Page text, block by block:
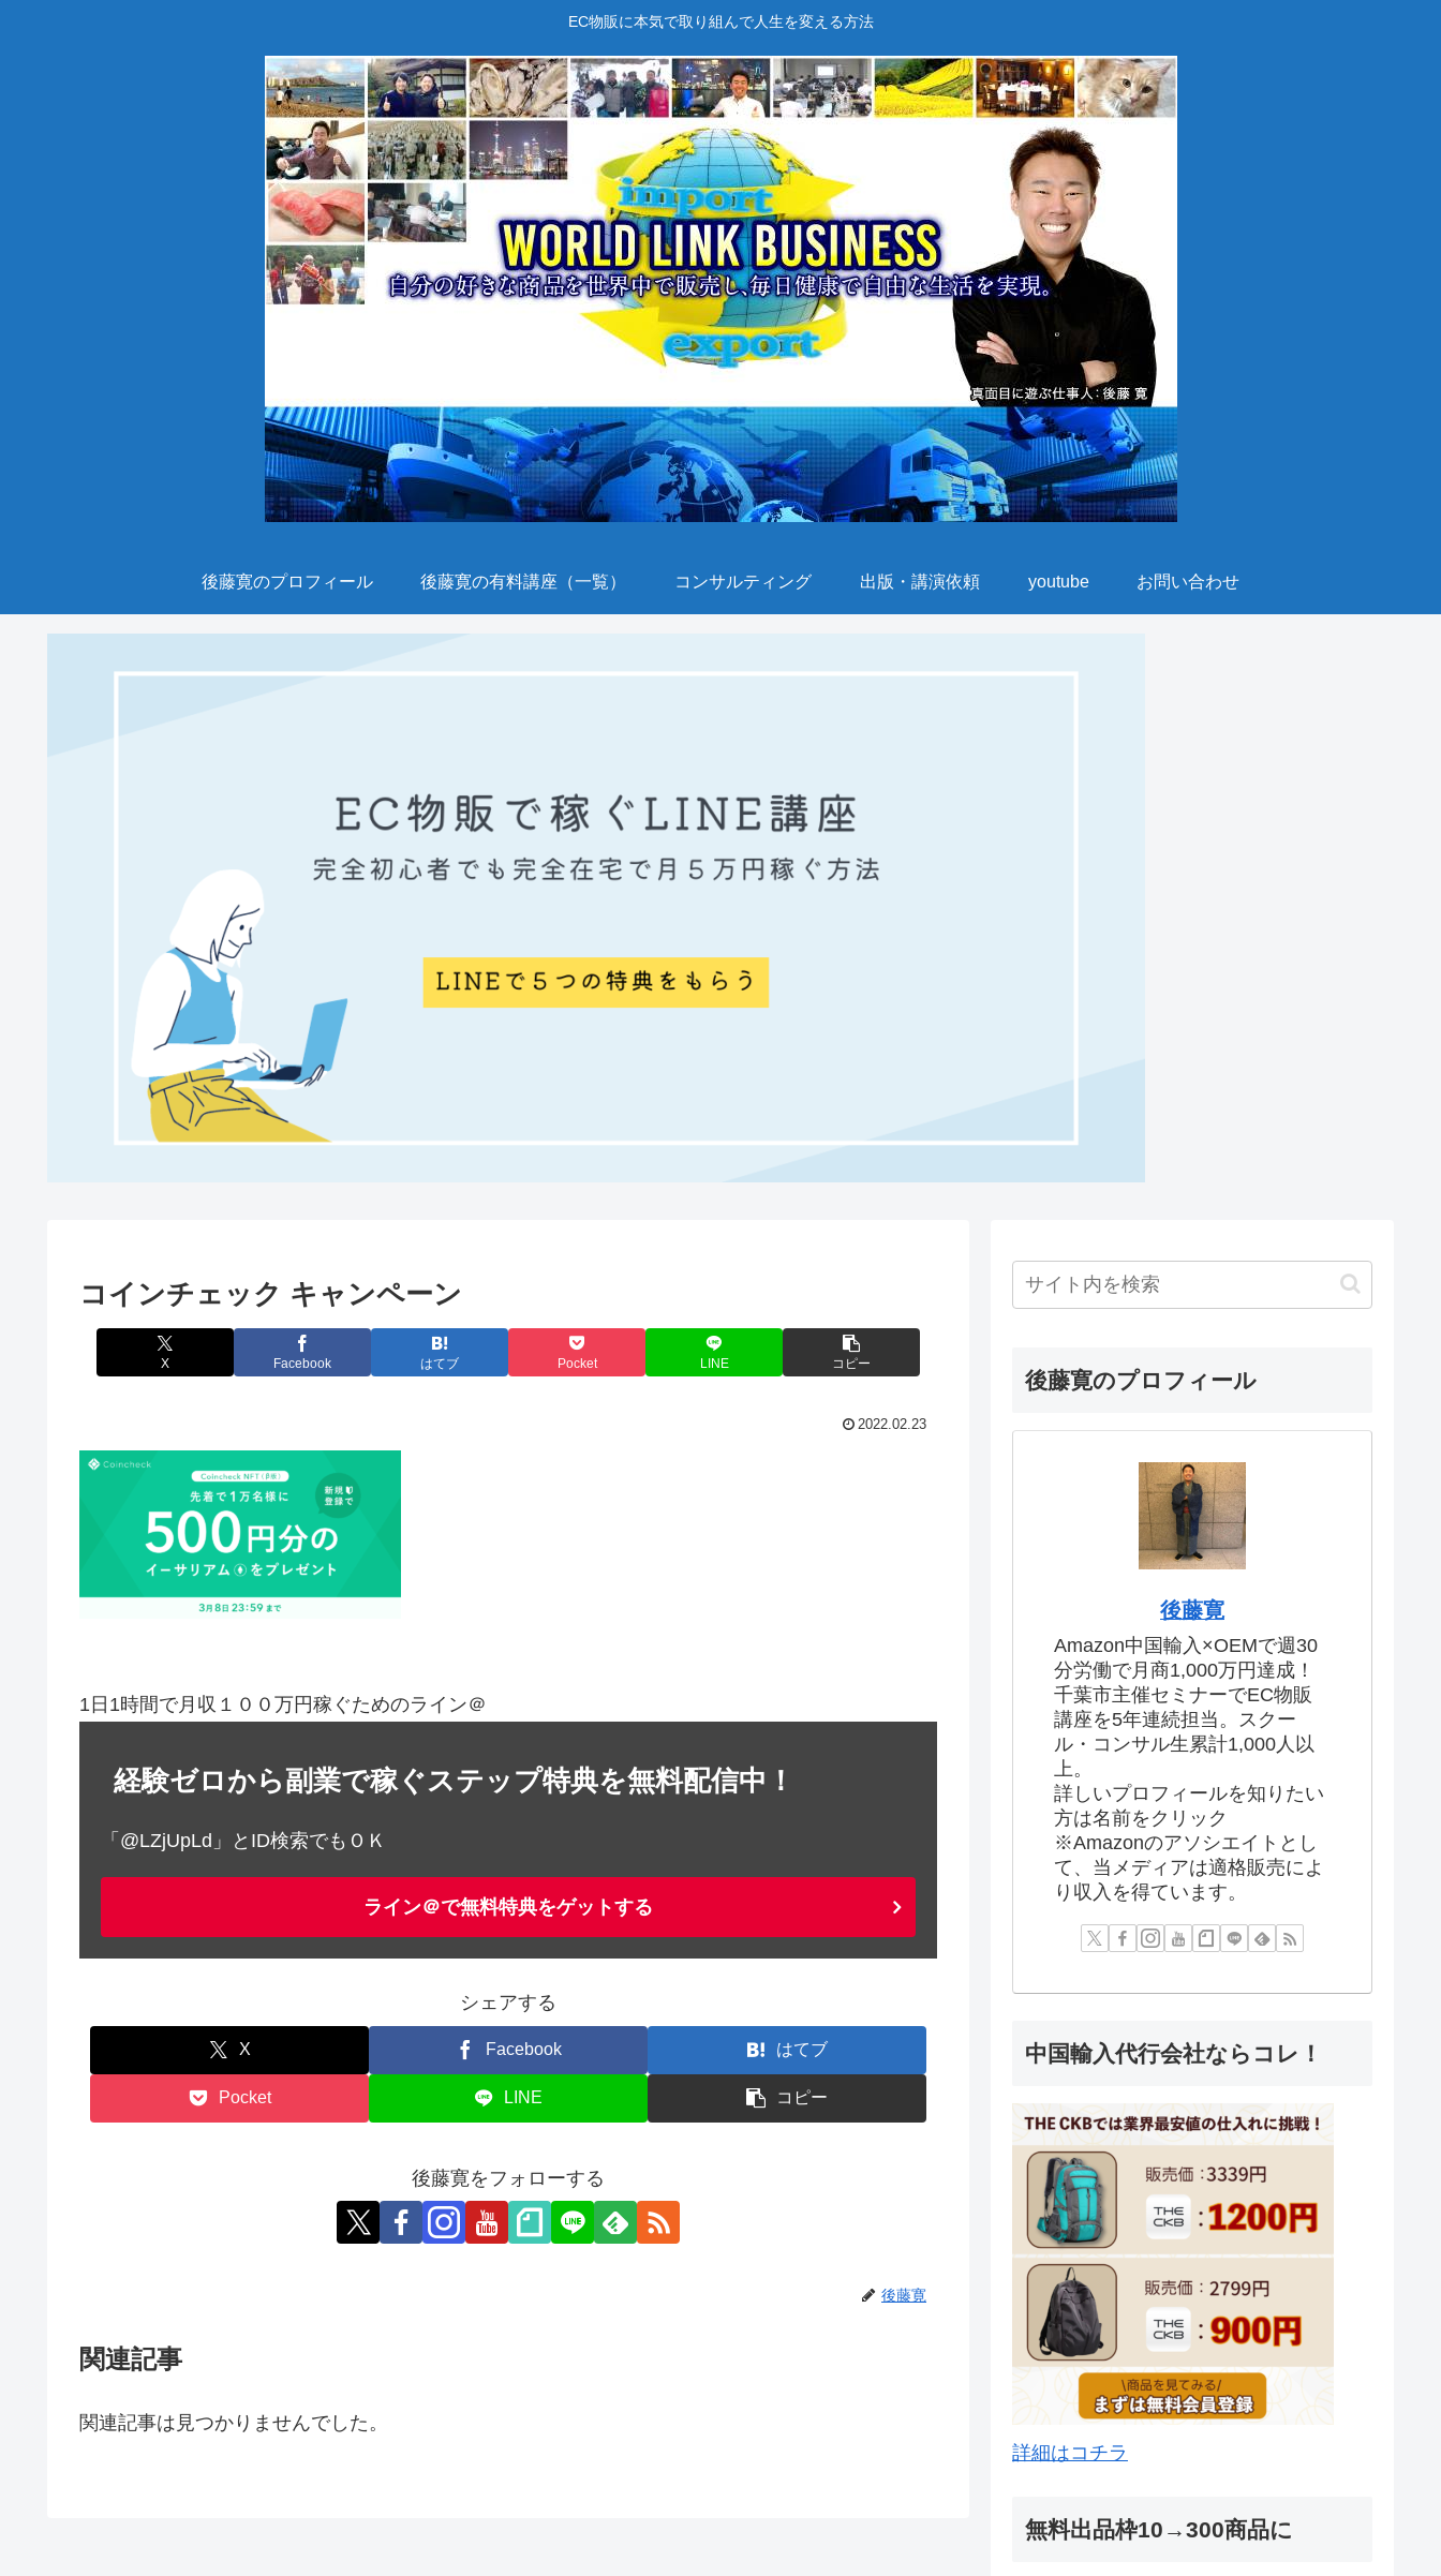
EC物販に本気で取り組んで人生を変える方法
後藤寛のプロフィール 後藤寛の有料講座（一覧） コンサルティング 出版・講演依頼 youtube お問い合わせ
コインチェック キャンペーン
X Facebook はてブ Pocket LINE コピー
2022.02.23
1日1時間で月収１００万円稼ぐためのライン＠
経験ゼロから副業で稼ぐステップ特典を無料配信中！
「@LZjUpLd」とID検索でもＯＫ
ライン＠で無料特典をゲットする
シェアする
X Facebook はてブ
Pocket LINE コピー
後藤寛をフォローする
後藤寛
関連記事
関連記事は見つかりませんでした。
後藤寛のプロフィール
後藤寛
Amazon中国輸入×OEMで週30
分労働で月商1,000万円達成！
千葉市主催セミナーでEC物販
講座を5年連続担当。スクー
ル・コンサル生累計1,000人以
上。
詳しいプロフィールを知りたい
方は名前をクリック
※Amazonのアソシエイトとし
て、当メディアは適格販売によ
り収入を得ています。
中国輸入代行会社ならコレ！
詳細はコチラ
無料出品枠10→300商品に